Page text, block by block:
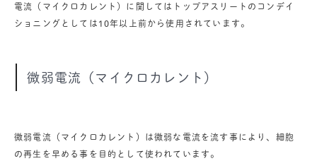
電流（マイクロカレント）に関してはトップアスリートのコンデイ
ショニングとしては10年以上前から使用されています。
微弱電流（マイクロカレント）
微弱電流（マイクロカレント）は微弱な電流を流す事により、細胞
の再生を早める事を目的として使われています。